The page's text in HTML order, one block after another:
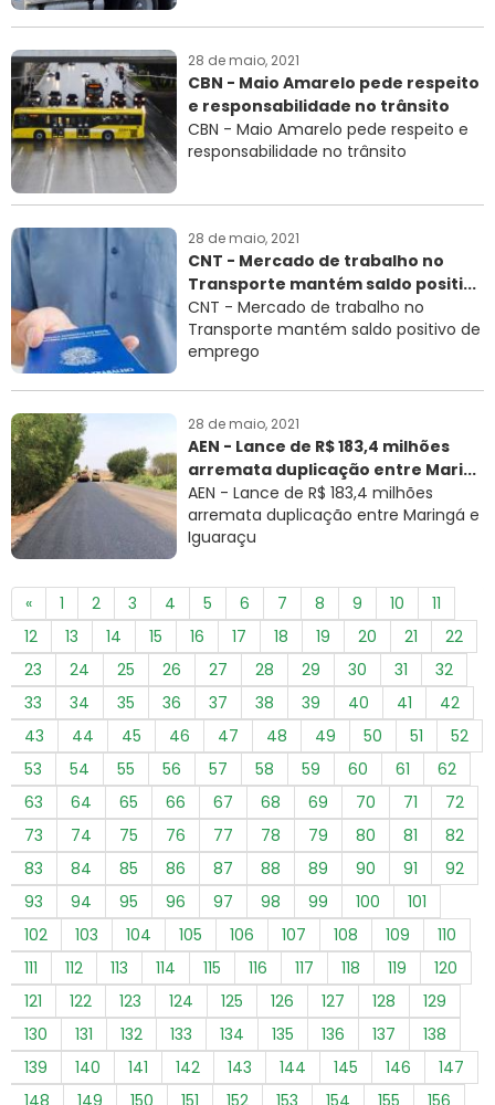
28 de maio, 2021
CBN - Maio Amarelo pede respeito
e responsabilidade no trânsito
CBN - Maio Amarelo pede respeito e
responsabilidade no trânsito
28 de maio, 2021
CNT - Mercado de trabalho no
Transporte mantém saldo positi...
CNT - Mercado de trabalho no
Transporte mantém saldo positivo de
emprego
28 de maio, 2021
AEN - Lance de R$ 183,4 milhões
arremata duplicação entre Mari...
AEN - Lance de R$ 183,4 milhões
arremata duplicação entre Maringá e
Iguaraçu
« 1 2 3 4 5 6 7 8 9 10
11
12
13 14 15 16 17 18 19 20 21
22
23
24 25 26 27 28 29 30 31
32
33
34 35 36 37 38 39 40 41
42
43
44 45 46 47 48 49 50 51
52
53
54 55 56 57 58 59 60 61
62
63
64 65 66 67 68 69 70 71
72
73
74 75 76 77 78 79 80 81
82
83
84 85 86 87 88 89 90 91
92
93
94 95 96 97 98 99 100
101
102
103 104 105 106 107 108 109
110
111
112 113 114 115 116 117 118 119
120
121
122 123 124 125 126 127 128
129
130
131 132 133 134 135 136 137
138
139
140 141 142 143 144 145 146
147
148
149 150 151 152 153 154 155 156